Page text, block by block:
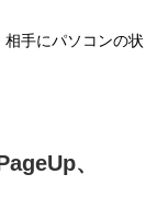
手にパソコンの状
、